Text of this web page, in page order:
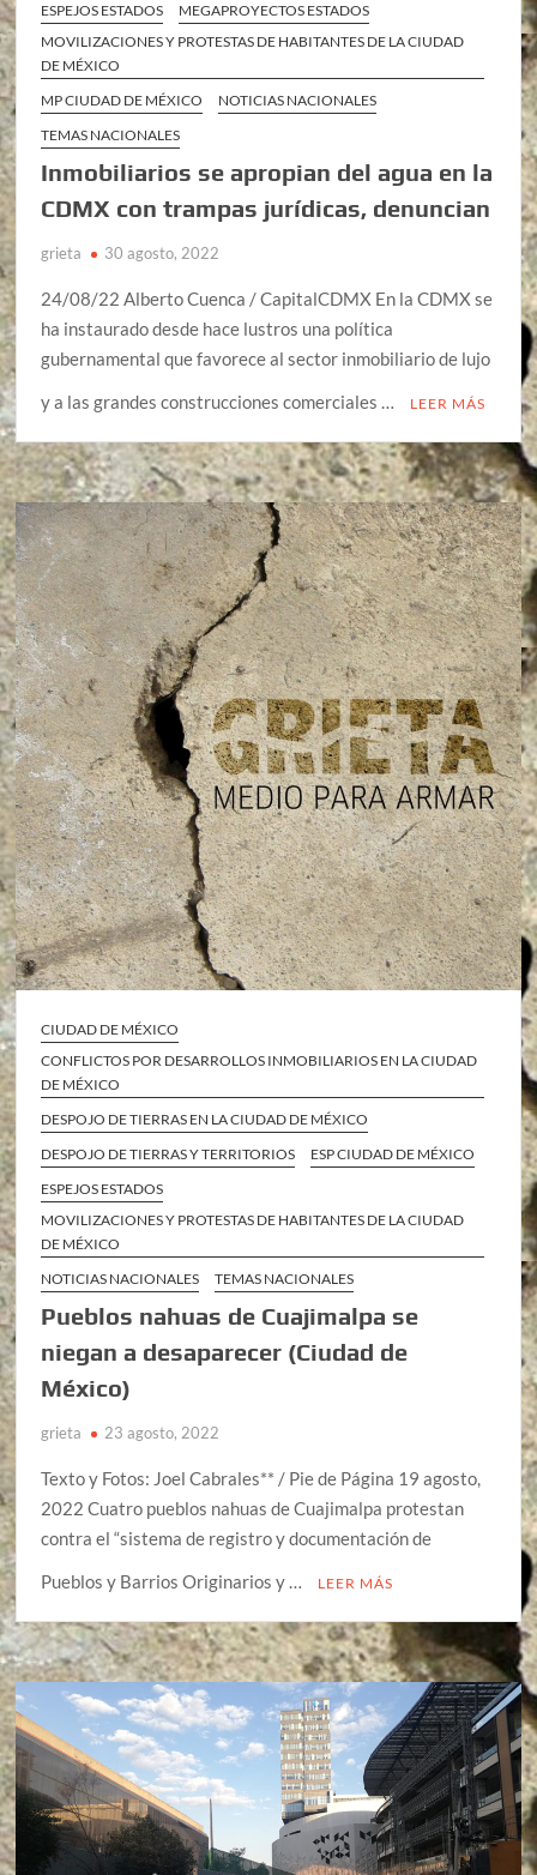
ESPEJOS ESTADOS
MEGAPROYECTOS ESTADOS
MOVILIZACIONES Y PROTESTAS DE HABITANTES DE LA CIUDAD
DE MÉXICO
MP CIUDAD DE MÉXICO
NOTICIAS NACIONALES
TEMAS NACIONALES
Inmobiliarios se apropian del agua en la
CDMX con trampas jurídicas, denuncian
grieta 30 agosto, 2022
24/08/22 Alberto Cuenca / CapitalCDMX En la CDMX se
ha instaurado desde hace lustros una política
gubernamental que favorece al sector inmobiliario de lujo
y a las grandes construcciones comerciales …
LEER MÁS
CIUDAD DE MÉXICO
CONFLICTOS POR DESARROLLOS INMOBILIARIOS EN LA CIUDAD
DE MÉXICO
DESPOJO DE TIERRAS EN LA CIUDAD DE MÉXICO
DESPOJO DE TIERRAS Y TERRITORIOS
ESP CIUDAD DE MÉXICO
ESPEJOS ESTADOS
MOVILIZACIONES Y PROTESTAS DE HABITANTES DE LA CIUDAD
DE MÉXICO
NOTICIAS NACIONALES
TEMAS NACIONALES
Pueblos nahuas de Cuajimalpa se
niegan a desaparecer (Ciudad de
México)
grieta 23 agosto, 2022
Texto y Fotos: Joel Cabrales** / Pie de Página 19 agosto,
2022 Cuatro pueblos nahuas de Cuajimalpa protestan
contra el “sistema de registro y documentación de
Pueblos y Barrios Originarios y …
LEER MÁS